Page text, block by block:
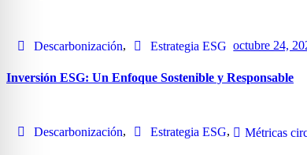
Descarbonización, Estrategia ESG octubre 24,
Inversión ESG: Un Enfoque Sostenible y Responsable
Descarbonización, Estrategia ESG, Métricas